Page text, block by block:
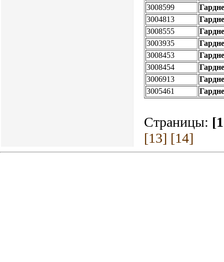
3008599
3004813
3008555
3003935
3008453
3008454
3006913
3005461
Страницы:
[13] [14]